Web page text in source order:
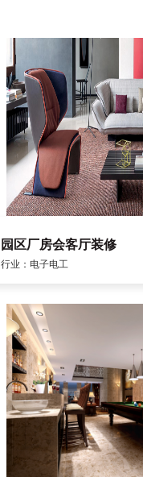
园区厂房会客厅装修
行业：电子电工